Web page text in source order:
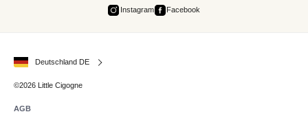
Instagram Facebook
Deutschland DE
©2026 Little Cigogne
AGB